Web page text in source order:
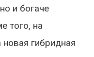
и богаче
того, на
гибридная